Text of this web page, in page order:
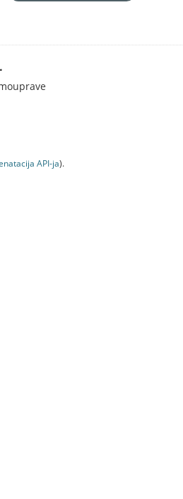
API-jа).